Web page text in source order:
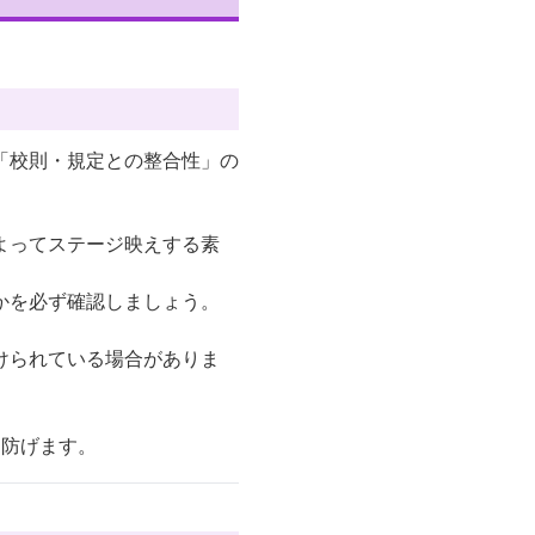
則・規定との整合性」の
ってステージ映えする素
必ず確認しましょう。
れている場合がありま
げます。